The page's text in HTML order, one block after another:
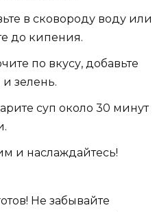
в сковороду воду или
до кипения.
по вкусу, добавьте
зелень.
суп около 30 минут
и наслаждайтесь!
Не забывайте